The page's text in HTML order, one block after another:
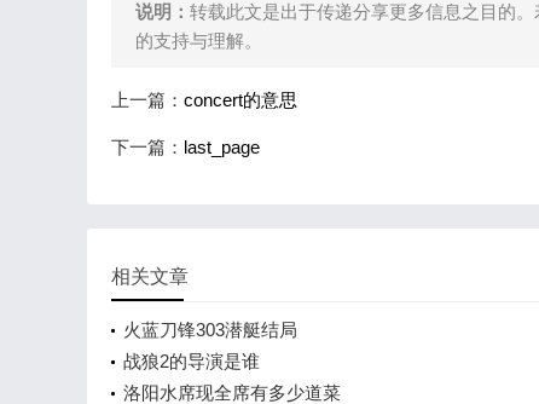
说明： 转载此文是出于传递分享更多信息之目的
的支持与理解。
上一篇： concert的意思
下一篇： last_page
相关文章
火蓝刀锋303潜艇结局
战狼2的导演是谁
洛阳水席现全席有多少道菜